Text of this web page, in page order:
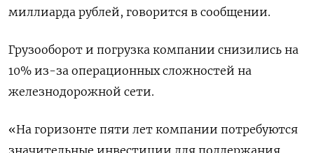
миллиарда рублей, говорится в сообщении.
Грузооборот и погрузка компании снизились на
10% из-за операционных сложностей на
железнодорожной сети.
«На горизонте пяти лет компании потребуются
значительные инвестиции для поддержания